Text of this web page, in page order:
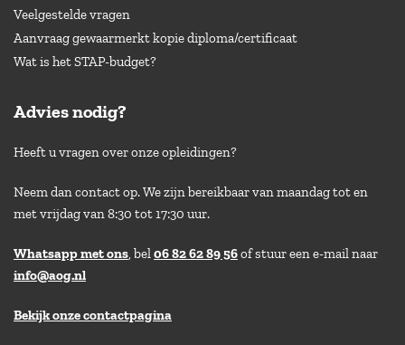
Veelgestelde vragen
Aanvraag gewaarmerkt kopie diploma/certificaat
Wat is het STAP-budget?
Advies nodig?
Heeft u vragen over onze opleidingen?
Neem dan contact op. We zijn bereikbaar van maandag tot en
met vrijdag van 8:30 tot 17:30 uur.
Whatsapp met ons, bel06 82 62 89 56of stuur een e-mail naar
info@aog.nl
Bekijk onze contactpagina